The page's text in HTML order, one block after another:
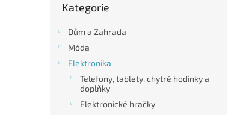
kategorie
Kategorie
Dům a Zahrada
Móda
Elektronika
Telefony, tablety, chytré hodinky a
doplňky
Elektronické hračky